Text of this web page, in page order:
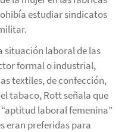
estudiar sindicatos
situación laboral de las
formal o industrial,
textiles, de confección,
tabaco, Rott señala que
laboral femenina”
eran preferidas para